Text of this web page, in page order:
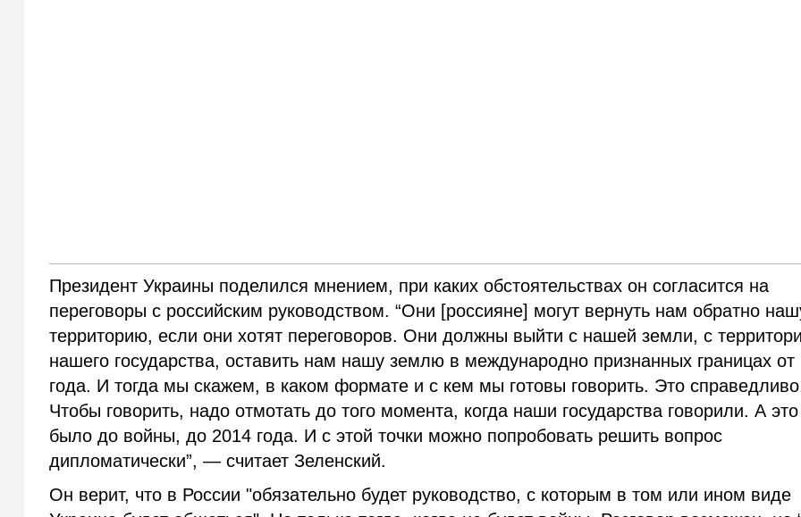
Президент Украины поделился мнением, при каких обстоятельствах он согласится на
переговоры с российским руководством. “Они [россияне] могут вернуть нам обратно
территорию, если они хотят переговоров. Они должны выйти с нашей земли, с
нашего государства, оставить нам нашу землю в международно признанных границах от
года. И тогда мы скажем, в каком формате и с кем мы готовы говорить. Это
Чтобы говорить, надо отмотать до того момента, когда наши государства говорили. А это
было до войны, до 2014 года. И с этой точки можно попробовать решить вопрос
дипломатически”, — считает Зеленский.
Он верит, что в России "обязательно будет руководство, с которым в том или ином виде